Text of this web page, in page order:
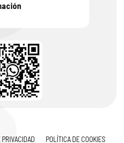
POLÍTICA DE COOKIES